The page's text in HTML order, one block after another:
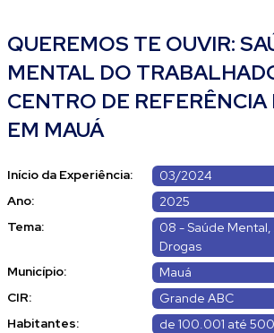
QUEREMOS TE OUVIR:
MENTAL DO
CENTRO DE REFERÊNCIA
EM MAUÁ
Início da Experiência:
03/2024
Ano:
2025
Tema:
08 - Saúde
Drogas
Município:
Mauá
CIR:
Grande ABC
Habitantes:
de 100.001 até